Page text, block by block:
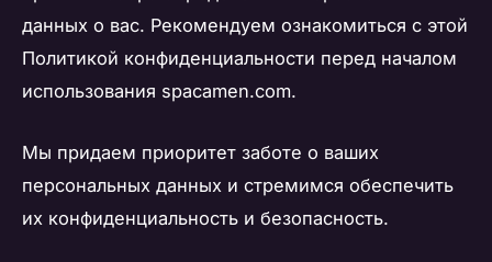
данных о вас. Рекомендуем ознакомиться с этой
Политикой конфиденциальности перед началом
использования spacamen.com.
Мы придаем приоритет заботе о ваших
персональных данных и стремимся обеспечить
их конфиденциальность и безопасность.